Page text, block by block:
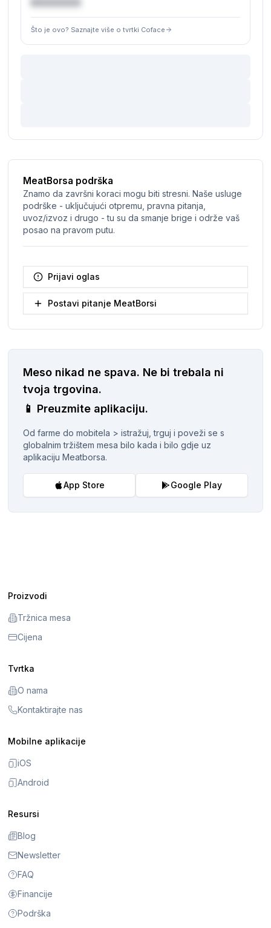
Što je ovo? Saznajte više o tvrtki Coface
MeatBorsa podrška
Znamo da završni koraci mogu biti stresni. Naše usluge
podrške - uključujući otpremu, pravna pitanja,
uvoz/izvoz i drugo - tu su da smanje brige i održe vaš
posao na pravom putu.
Prijavi oglas
Postavi pitanje MeatBorsi
Meso nikad ne spava. Ne bi trebala ni
tvoja trgovina.
📱 Preuzmite aplikaciju.
Od farme do mobitela > istražuj, trguj i poveži se s
globalnim tržištem mesa bilo kada i bilo gdje uz
aplikaciju Meatborsa.
App Store Google Play
Proizvodi
Tržnica mesa
Cijena
Tvrtka
O nama
Kontaktirajte nas
Mobilne aplikacije
iOS
Android
Resursi
Blog
Newsletter
FAQ
Financije
Podrška